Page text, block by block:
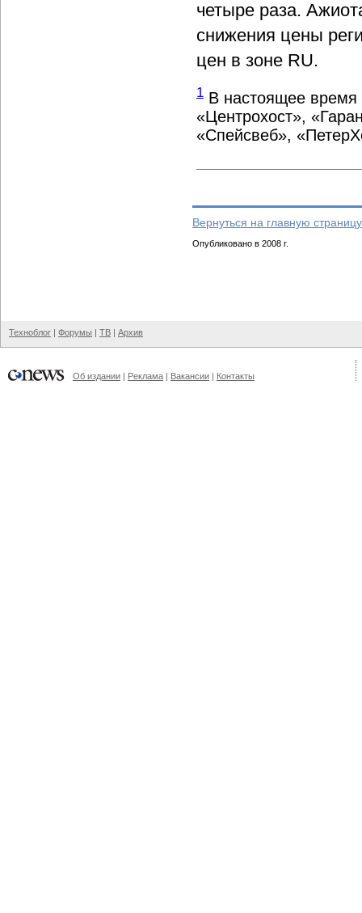
четыре раза.
снижения цены
цен в зоне RU.
1 В настоящее время
«Центрохост»,
«Спейсвеб»,
Вернуться на главную
Опубликовано в 2008 г.
Техноблог Форумы ТВ Архив
Об издании Реклама Вакансии Контакты